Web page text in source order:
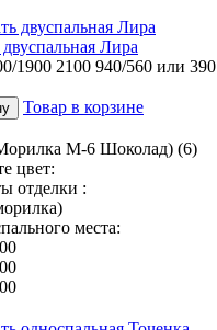
Лира
1900 2100 940/560 или 390
Товар в корзине
М-6 Шоколад) (6)
цвет:
отделки :
места: